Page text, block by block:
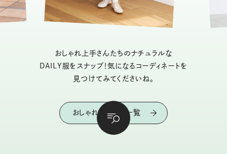
おしゃれ上手さんたちのナチュラルな
DAILY服をスナップ！気になるコーディネートを
見つけてみてくださいね。
おしゃれスナップ一覧